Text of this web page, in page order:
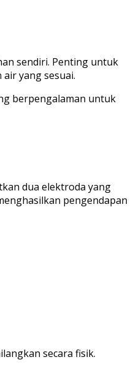
sendiri. Penting untuk
yang sesuai.
berpengalaman untuk
dua elektroda yang
pengendapan
secara fisik.